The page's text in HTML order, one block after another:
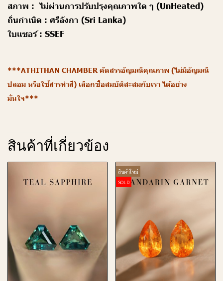
สภาพ : ไม่ผ่านการปรับปรุงคุณภาพใด ๆ (UnHeated)
ถิ่นกำเนิด : ศรีลังกา (Sri Lanka)
ใบเเซอร์ : SSEF
***ATHITHAN CHAMBER คัดสรรอัญมณีคุณภาพ (ไม่มีอัญมณี
ปลอม หรือใช้สารทำสี) เลือกซื้อสมบัติสะสมกับเรา ได้อย่าง
มั่นใจ***
สินค้าที่เกี่ยวข้อง
สินค้าใหม่
SOLD